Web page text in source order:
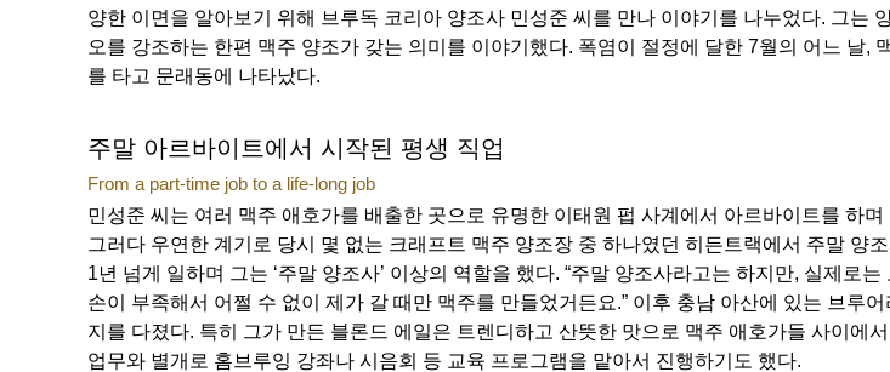
양한 이면을 알아보기 위해 브루독 코리아 양조사 민성준 씨를 만나 이야기를 나누었다. 그는
오를 강조하는 한편 맥주 양조가 갖는 의미를 이야기했다. 폭염이 절정에 달한 7월의 어느 날,
를 타고 문래동에 나타났다.
주말 아르바이트에서 시작된 평생 직업
From a part-time job to a life-long job
민성준 씨는 여러 맥주 애호가를 배출한 곳으로 유명한 이태원 펍 사계에서 아르바이트를 하
그러다 우연한 계기로 당시 몇 없는 크래프트 맥주 양조장 중 하나였던 히든트랙에서 주말 양
1년 넘게 일하며 그는 ‘주말 양조사’ 이상의 역할을 했다. “주말 양조사라고는 하지만, 실제로
손이 부족해서 어쩔 수 없이 제가 갈 때만 맥주를 만들었거든요.” 이후 충남 아산에 있는 브루
지를 다졌다. 특히 그가 만든 블론드 에일은 트렌디하고 산뜻한 맛으로 맥주 애호가들 사이에
업무와 별개로 홈브루잉 강좌나 시음회 등 교육 프로그램을 맡아서 진행하기도 했다.